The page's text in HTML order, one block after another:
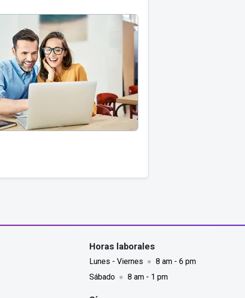
Horas laborales
Lunes - Viernes ● 8 am - 6 pm
Sábado ● 8 am - 1 pm